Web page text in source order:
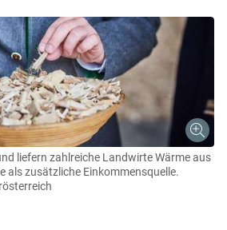
liefern zahlreiche Landwirte Wärme aus
als zusätzliche Einkommensquelle.